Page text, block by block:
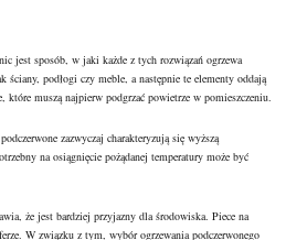
jest sposób, w jaki każde z tych rozwiązań ogrzewa
ściany, podłogi czy meble, a następnie te elementy oddają
muszą najpierw podgrzać powietrze w pomieszczeniu.
zazwyczaj charakteryzują się wyższą
na osiągnięcie pożądanej temperatury może być
że jest bardziej przyjazny dla środowiska. Piece na
W związku z tym, wybór ogrzewania podczerwonego